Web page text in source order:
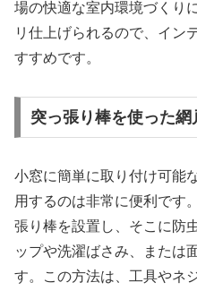
場の快適な室内環境づくり
リ仕上げられるので、イン
すすめです。
突っ張り棒を使った網
小窓に簡単に取り付け可能
用するのは非常に便利です
張り棒を設置し、そこに防
ップや洗濯ばさみ、または
す。この方法は、工具やネ